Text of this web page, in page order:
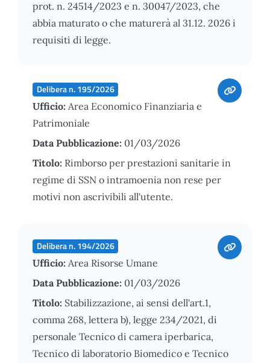
prot. n. 24514/2023 e n. 30047/2023, che
abbia maturato o che maturerà al 31.12. 2026 i
requisiti di legge.
Delibera n. 195/2026
Ufficio: Area Economico Finanziaria e
Patrimoniale
Data Pubblicazione: 01/03/2026
Titolo: Rimborso per prestazioni sanitarie in
regime di SSN o intramoenia non rese per
motivi non ascrivibili all'utente.
Delibera n. 194/2026
Ufficio: Area Risorse Umane
Data Pubblicazione: 01/03/2026
Titolo: Stabilizzazione, ai sensi dell'art.1,
comma 268, lettera b), legge 234/2021, di
personale Tecnico di camera iperbarica,
Tecnico di laboratorio Biomedico e Tecnico